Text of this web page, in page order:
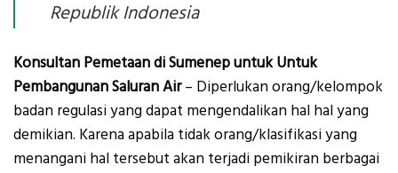
Republik Indonesia
Konsultan Pemetaan di Sumenep untuk Untuk
Pembangunan Saluran Air– Diperlukan orang/kelompok
badan regulasi yang dapat mengendalikan hal hal yang
demikian. Karena apabila tidak orang/klasifikasi yang
menangani hal tersebut akan terjadi pemikiran berbagai